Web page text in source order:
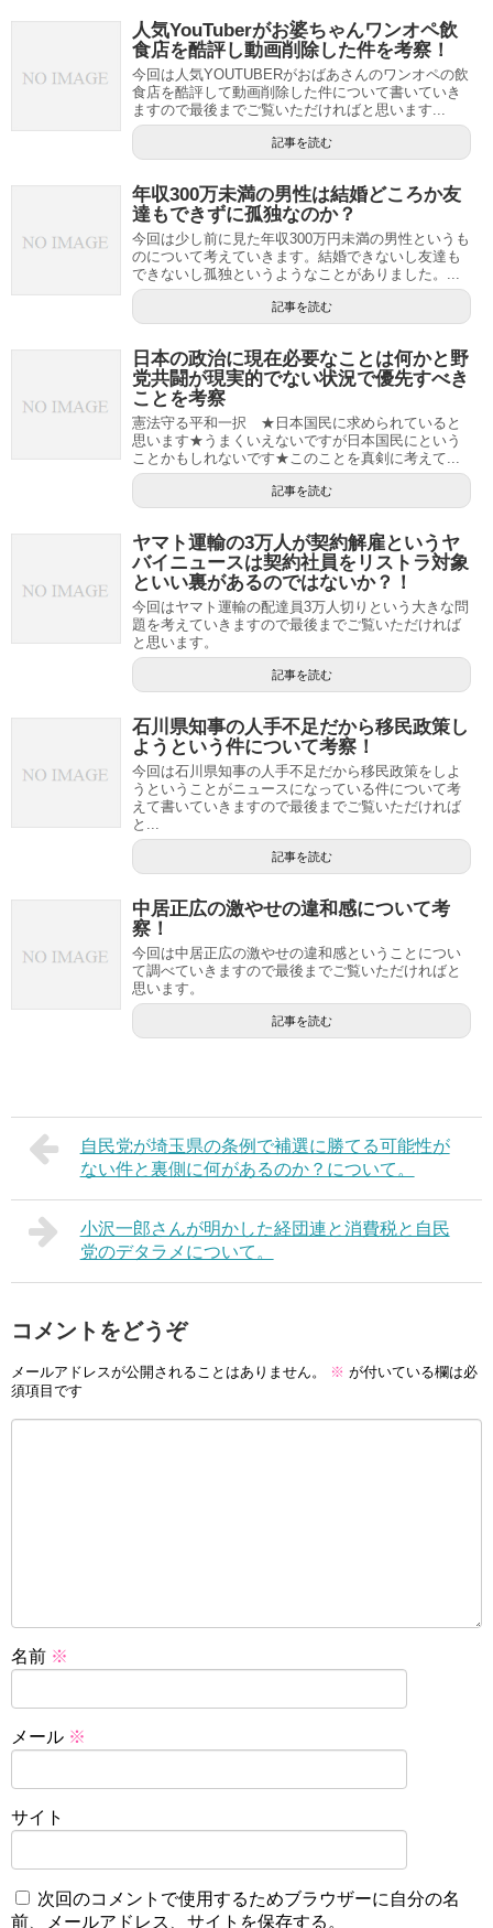
人気YouTuberがお婆ちゃんワンオペ飲
食店を酷評し動画削除した件を考察！
今回は人気YOUTUBERがおばあさんのワンオペの飲
食店を酷評して動画削除した件について書いていき
ますので最後までご覧いただければと思います...
記事を読む
年収300万未満の男性は結婚どころか友
達もできずに孤独なのか？
今回は少し前に見た年収300万円未満の男性というも
のについて考えていきます。結婚できないし友達も
できないし孤独というようなことがありました。...
記事を読む
日本の政治に現在必要なことは何かと野
党共闘が現実的でない状況で優先すべき
ことを考察
憲法守る平和一択 ★日本国民に求められていると
思います★うまくいえないですが日本国民にという
ことかもしれないです★このことを真剣に考えて...
記事を読む
ヤマト運輸の3万人が契約解雇というヤ
バイニュースは契約社員をリストラ対象
といい裏があるのではないか？！
今回はヤマト運輸の配達員3万人切りという大きな問
題を考えていきますので最後までご覧いただければ
と思います。
記事を読む
石川県知事の人手不足だから移民政策し
ようという件について考察！
今回は石川県知事の人手不足だから移民政策をしよ
うということがニュースになっている件について考
えて書いていきますので最後までご覧いただければ
と...
記事を読む
中居正広の激やせの違和感について考
察！
今回は中居正広の激やせの違和感ということについ
て調べていきますので最後までご覧いただければと
思います。
記事を読む
自民党が埼玉県の条例で補選に勝てる可能性が
ない件と裏側に何があるのか？について。
小沢一郎さんが明かした経団連と消費税と自民
党のデタラメについて。
コメントをどうぞ
メールアドレスが公開されることはありません。 ※ が付いている欄は必
須項目です
名前 ※
メール ※
サイト
次回のコメントで使用するためブラウザーに自分の名
前、メールアドレス、サイトを保存する。